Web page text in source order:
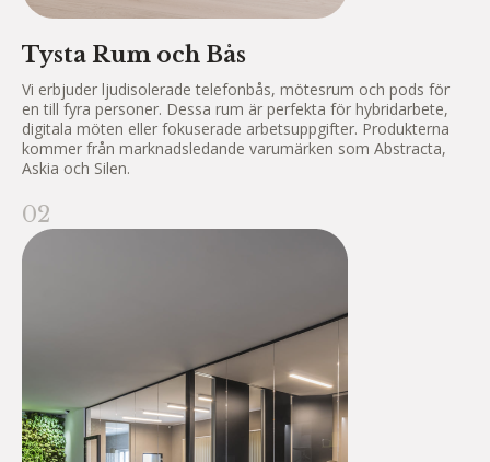
Tysta Rum och Bås
Vi erbjuder ljudisolerade telefonbås, mötesrum och pods för
en till fyra personer. Dessa rum är perfekta för hybridarbete,
digitala möten eller fokuserade arbetsuppgifter. Produkterna
kommer från marknadsledande varumärken som Abstracta,
Askia och Silen.
02